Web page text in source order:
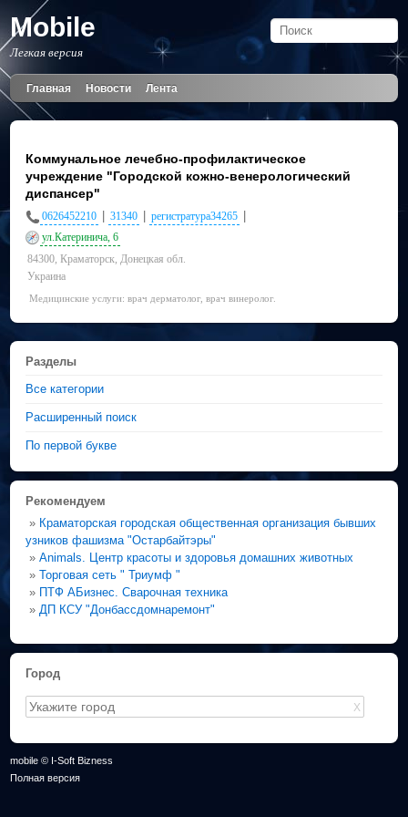
Mobile
Легкая версия
Главная Новости Лента
Коммунальное лечебно-профилактическое
учреждение "Городской кожно-венерологический
диспансер"
0626452210 31340 регистратура34265
ул.Катеринича, 6
84300, Краматорск, Донецкая обл.
Украина
Медицинские услуги: врач дерматолог, врач винеролог.
Разделы
Все категории
Расширенный поиск
По первой букве
Рекомендуем
» Краматорская городская общественная организация бывших
узников фашизма "Остарбайтэры"
»Animals. Центр красоты и здоровья домашних животных
»Торговая сеть " Триумф "
» ПТФ АБизнес. Сварочная техника
» ДП КСУ "Донбассдомнаремонт"
Город
X
mobile © I-Soft Bizness
Полная версия